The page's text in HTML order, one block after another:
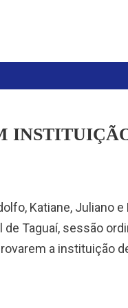
Katiane, Juliano
Taguaí, sessão
a instituição